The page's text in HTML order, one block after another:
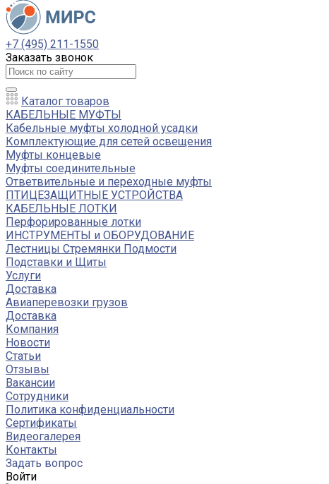
+7 (495) 211-1550
Заказать звонок
Каталог товаров
КАБЕЛЬНЫЕ МУФТЫ
Кабельные муфты холодной усадки
Комплектующие для сетей освещения
Муфты концевые
Муфты соединительные
Ответвительные и переходные муфты
ПТИЦЕЗАЩИТНЫЕ УСТРОЙСТВА
КАБЕЛЬНЫЕ ЛОТКИ
Перфорированные лотки
ИНСТРУМЕНТЫ и ОБОРУДОВАНИЕ
Лестницы Стремянки Подмости
Подставки и Щиты
Услуги
Доставка
Авиаперевозки грузов
Доставка
Компания
Новости
Статьи
Отзывы
Вакансии
Сотрудники
Политика конфиденциальности
Сертификаты
Видеогалерея
Контакты
Задать вопрос
Войти